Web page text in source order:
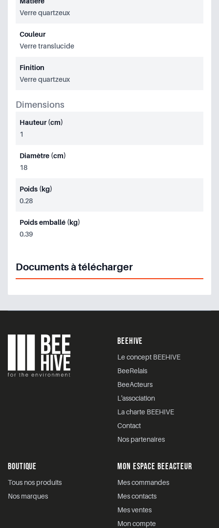
Verre quartzeux
Couleur
Verre translucide
Finition
Verre quartzeux
Dimensions
Hauteur (cm)
1
Diamètre (cm)
18
Poids (kg)
0.28
Poids emballé (kg)
0.39
Documents à télécharger
BEEHIVE
Le concept BEEHIVE
BeeRelais
BeeActeurs
L'association
La charte BEEHIVE
Contact
Nos partenaires
BOUTIQUE
Tous nos produits
Nos marques
MON ESPACE BEEACTEUR
Mes commandes
Mes contacts
Mes ventes
Mon compte